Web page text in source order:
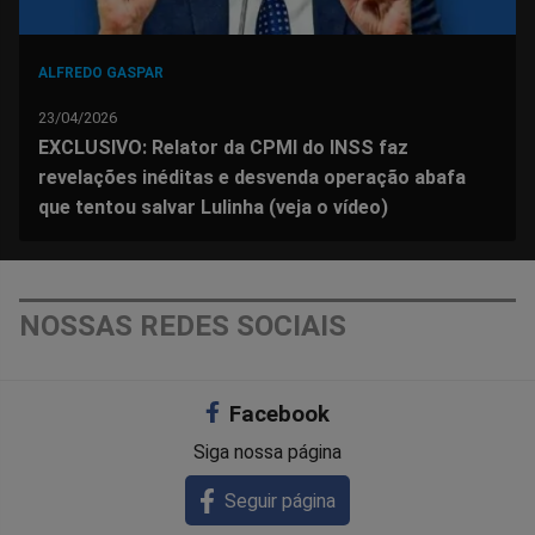
ALFREDO GASPAR
23/04/2026
EXCLUSIVO: Relator da CPMI do INSS faz
revelações inéditas e desvenda operação abafa
que tentou salvar Lulinha (veja o vídeo)
NOSSAS REDES SOCIAIS
Facebook
Siga nossa página
Seguir página